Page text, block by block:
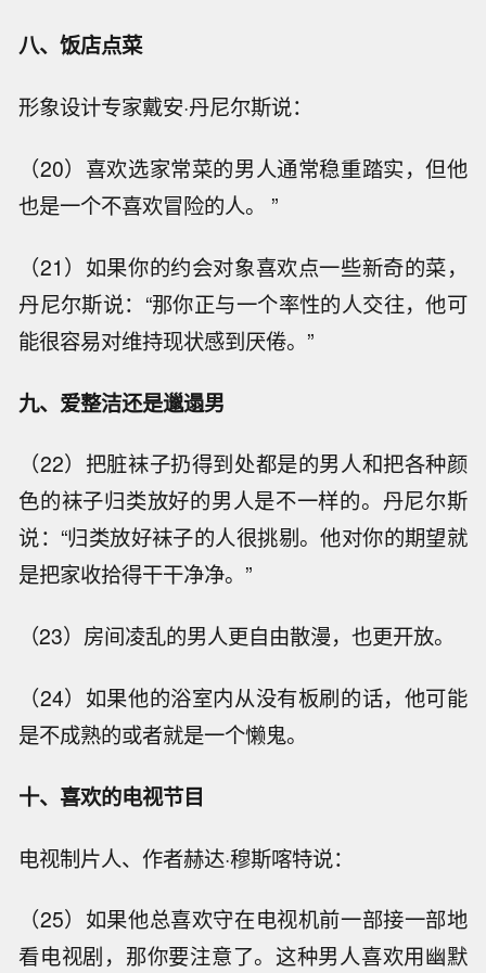
八、饭店点菜
形象设计专家戴安·丹尼尔斯说：
（20）喜欢选家常菜的男人通常稳重踏实，但他
也是一个不喜欢冒险的人。 ”
（21）如果你的约会对象喜欢点一些新奇的菜，
丹尼尔斯说：“那你正与一个率性的人交往，他可
能很容易对维持现状感到厌倦。”
九、爱整洁还是邋遢男
（22）把脏袜子扔得到处都是的男人和把各种颜
色的袜子归类放好的男人是不一样的。丹尼尔斯
说：“归类放好袜子的人很挑剔。他对你的期望就
是把家收拾得干干净净。”
（23）房间凌乱的男人更自由散漫，也更开放。
（24）如果他的浴室内从没有板刷的话，他可能
是不成熟的或者就是一个懒鬼。
十、喜欢的电视节目
电视制片人、作者赫达·穆斯喀特说：
（25）如果他总喜欢守在电视机前一部接一部地
看电视剧，那你要注意了。这种男人喜欢用幽默